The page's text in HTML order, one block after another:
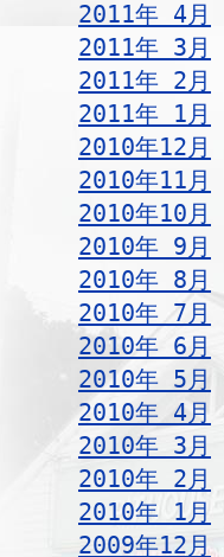
2011年 4月
2011年 3月
2011年 2月
2011年 1月
2010年12月
2010年11月
2010年10月
2010年 9月
2010年 8月
2010年 7月
2010年 6月
2010年 5月
2010年 4月
2010年 3月
2010年 2月
2010年 1月
2009年12月